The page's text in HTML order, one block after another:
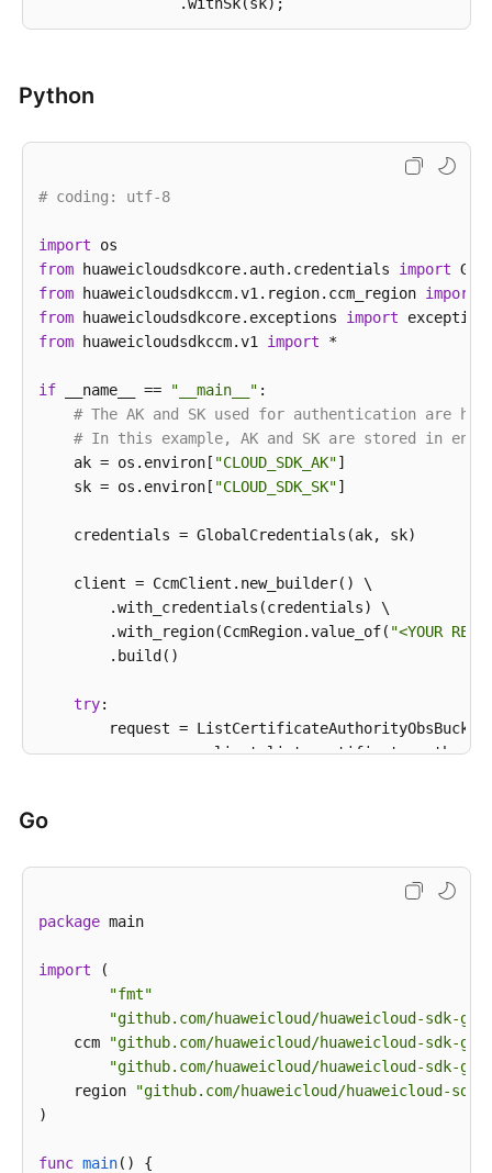
                .withRegion(CcmRegion.valueOf(
ListCertificateAuthorityObsBucketRequest
        }
            e.printStackTrace();
        }
catch (RequestTimeoutException e) {
            e.printStackTrace();
        }
catch (ServiceResponseException e) {
            System.out.println(e.getRequestId());
            System.out.println(e.getErrorCode());
            System.out.println(e.getErrorMsg());
        }
Python
# coding: utf-8
import
from huaweicloudsdkcore.auth.credentials import
from huaweicloudsdkccm.v1.region.ccm_region import
from huaweicloudsdkcore.exceptions import
from huaweicloudsdkccm.v1 import *
if __name__ == "__main__" :
# The AK and SK used for authentication are
# In this example, AK and SK are stored in
    ak = os.environ[
"CLOUD_SDK_AK"]
    sk = os.environ[
"CLOUD_SDK_SK"]
    credentials = GlobalCredentials(ak, sk)
    client = CcmClient.new_builder() \
        .with_credentials(credentials) \
        .with_region(CcmRegion.value_of(
"<YOUR
        .build()
try:
request =
response =
print(e.error_code)
Go
package main
import (
"fmt"
"github.com/huaweicloud/huaweicloud-sdk-
    ccm
"github.com/huaweicloud/huaweicloud-sdk-
"github.com/huaweicloud/huaweicloud-sdk-
    region
"github.com/huaweicloud/huaweicloud-
)
func main()
{